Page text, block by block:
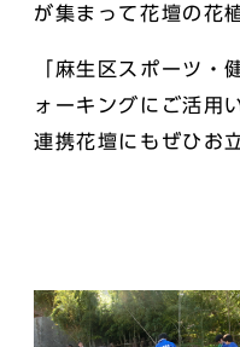
が集まって花壇の花
「麻生区スポーツ・
ォーキングにご活用
連携花壇にもぜひお